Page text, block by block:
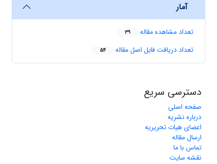
آمار
تعداد مشاهده مقاله 39
تعداد دریافت فایل اصل مقاله 54
دسترسی سریع
صفحه اصلی
درباره نشریه
اعضای هیات تحریریه
ارسال مقاله
تماس با ما
نقشه سایت